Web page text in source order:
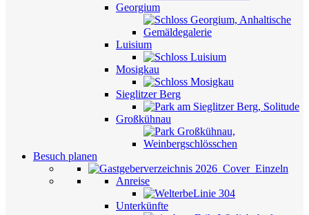
Georgium
Luisium
Mosigkau
Sieglitzer Berg
Großkühnau
Besuch planen
Anreise
Unterkünfte